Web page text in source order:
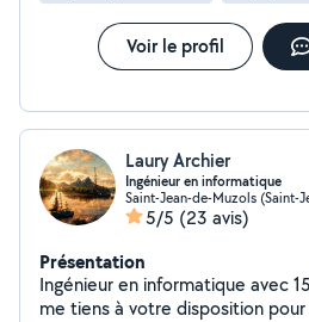
Voir le profil
Laury Archier
Ingénieur en informatique
Saint-Jean-de-Muzols (Saint-
5/5 (23 avis)
Présentation
Ingénieur en informatique avec
me tiens à votre disposition